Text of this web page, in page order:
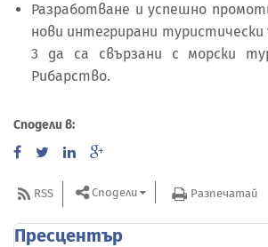
Разработване и успешно
нови интегрирани туристически
3 да са свързани с морски
Рибарство.
Сподели в:
RSS Сподели Разпечатай
Пресцентър